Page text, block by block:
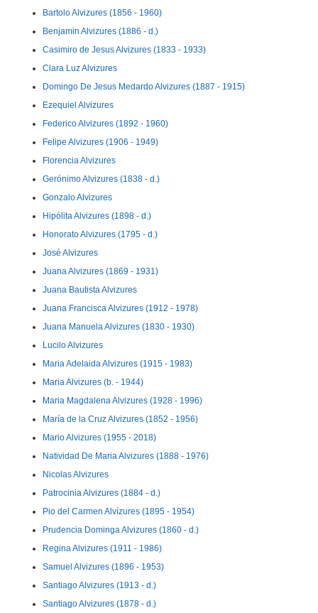
Bartolo Alvizures (1856 - 1960)
Benjamin Alvizures (1886 - d.)
Casimiro de Jesus Alvizures (1833 - 1933)
Clara Luz Alvizures
Domingo De Jesus Medardo Alvizures (1887 - 1915)
Ezequiel Alvizures
Federico Alvizures (1892 - 1960)
Felipe Alvizures (1906 - 1949)
Florencia Alvizures
Gerónimo Alvizures (1838 - d.)
Gonzalo Alvizures
Hipólita Alvizures (1898 - d.)
Honorato Alvizures (1795 - d.)
José Alvizures
Juana Alvizures (1869 - 1931)
Juana Bautista Alvizures
Juana Francisca Alvizures (1912 - 1978)
Juana Manuela Alvizures (1830 - 1930)
Lucilo Alvizures
Maria Adelaida Alvizures (1915 - 1983)
Maria Alvizures (b. - 1944)
Maria Magdalena Alvizures (1928 - 1996)
María de la Cruz Alvizures (1852 - 1956)
Mario Alvizures (1955 - 2018)
Natividad De Maria Alvizures (1888 - 1976)
Nicolas Alvizures
Patrocinia Alvizures (1884 - d.)
Pio del Carmen Alvízures (1895 - 1954)
Prudencia Dominga Alvizures (1860 - d.)
Regina Alvizures (1911 - 1986)
Samuel Alvizures (1896 - 1953)
Santiago Alvizures (1913 - d.)
Santiago Alvizures (1878 - d.)